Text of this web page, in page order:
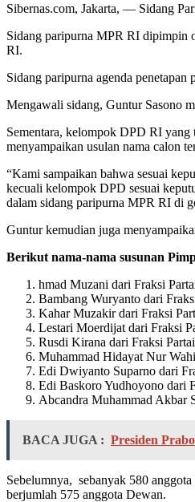
Sibernas.com, Jakarta, — Sidang
Sidang paripurna MPR RI dipimpin
RI.
Sidang paripurna agenda
Mengawali sidang, Guntur Sasono
Sementara, kelompok DPD RI
menyampaikan usulan nama calon
“Kami sampaikan bahwa sesuai
kecuali kelompok DPD sesuai
dalam sidang paripurna MPR RI di
Guntur kemudian juga
Berikut nama-nama susunan
hmad Muzani dari Fraksi
Bambang Wuryanto dari
Kahar Muzakir dari Fraksi
Lestari Moerdijat dari Fraksi
Rusdi Kirana dari Fraksi
Muhammad Hidayat Nur
Edi Dwiyanto Suparno dari
Edi Baskoro Yudhoyono dari
Abcandra Muhammad Akbar
BACA JUGA : Presiden
Sebelumnya, sebanyak 580
berjumlah 575 anggota Dewan.